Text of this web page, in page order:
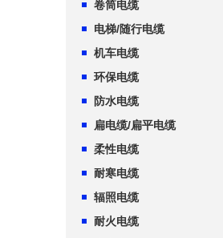
卷筒电缆
电梯/随行电缆
机车电缆
环保电缆
防水电缆
扁电缆/扁平电缆
柔性电缆
耐寒电缆
辐照电缆
耐火电缆